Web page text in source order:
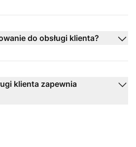
do obsługi klienta?
klienta zapewnia